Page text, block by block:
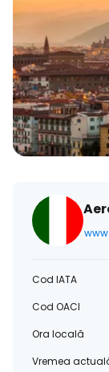
Cod IATA
Cod OACI
Ora locală
Vremea